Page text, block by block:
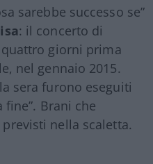
sarebbe successo se”
: il concerto di
giorni prima
nel gennaio 2015.
sera furono eseguiti
fine”. Brani che
nella scaletta.